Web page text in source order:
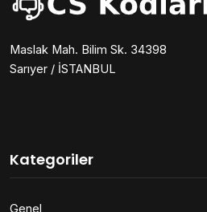
Maslak Mah. Bilim Sk. 34398
Sarıyer / İSTANBUL
Kategoriler
Genel